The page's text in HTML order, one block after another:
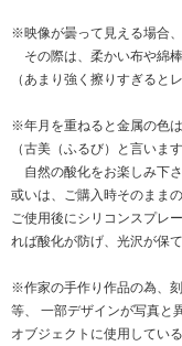
※映像が曇って見える場合
その際は、柔かい布や綿
（あまり強く擦りすぎると
※年月を重ねると金属の色
（古美（ふるび）と言いま
自然の酸化をお楽しみ下さ
或いは、ご購入時そのまま
ご使用後にシリコンスプレ
れば酸化が防げ、光沢が保て
※作家の手作り作品の為、
等、 一部デザインが写真と
オブジェクトに使用してい